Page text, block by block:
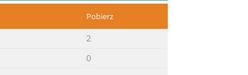
Pobierz
2
0